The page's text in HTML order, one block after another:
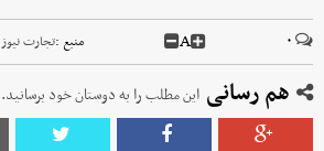
۰ A منبع :تجارت نیوز
هم رسانی این مطلب را به دوستان خود برسانید.